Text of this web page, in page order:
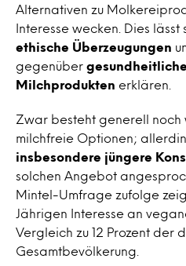
Alternativen zu
Interesse wecken. Dies lässt
ethische Überzeugungen
gegenüber
Milchprodukten erklären.
Zwar besteht generell noch
milchfreie Optionen;
insbesondere jüngere
solchen Angebot
Mintel-Umfrage zufolge
Jährigen Interesse an
Vergleich zu 12 Prozent der
Gesamtbevölkerung.